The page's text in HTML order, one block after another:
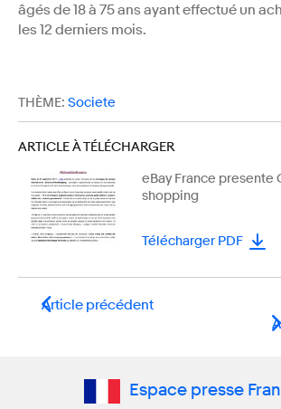
âgés de 18 à 75 ans ayant effectué un
les 12 derniers mois.
THÈME: Societe
ARTICLE À TÉLÉCHARGER
eBay France presente
shopping
Télécharger PDF
Article précédent
Espace presse